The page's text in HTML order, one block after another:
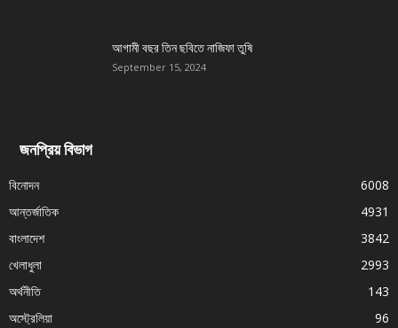
আগামী বছর তিন ছবিতে নাজিফা তুষি
September 15, 2024
জনপ্রিয় বিভাগ
বিনোদন
6008
আন্তর্জাতিক
4931
বাংলাদেশ
3842
খেলাধুলা
2993
অর্থনীতি
143
অস্ট্রেলিয়া
96